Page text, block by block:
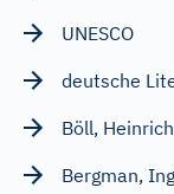
UNESCO
deutsche
Böll, Heinrich
Bergman,